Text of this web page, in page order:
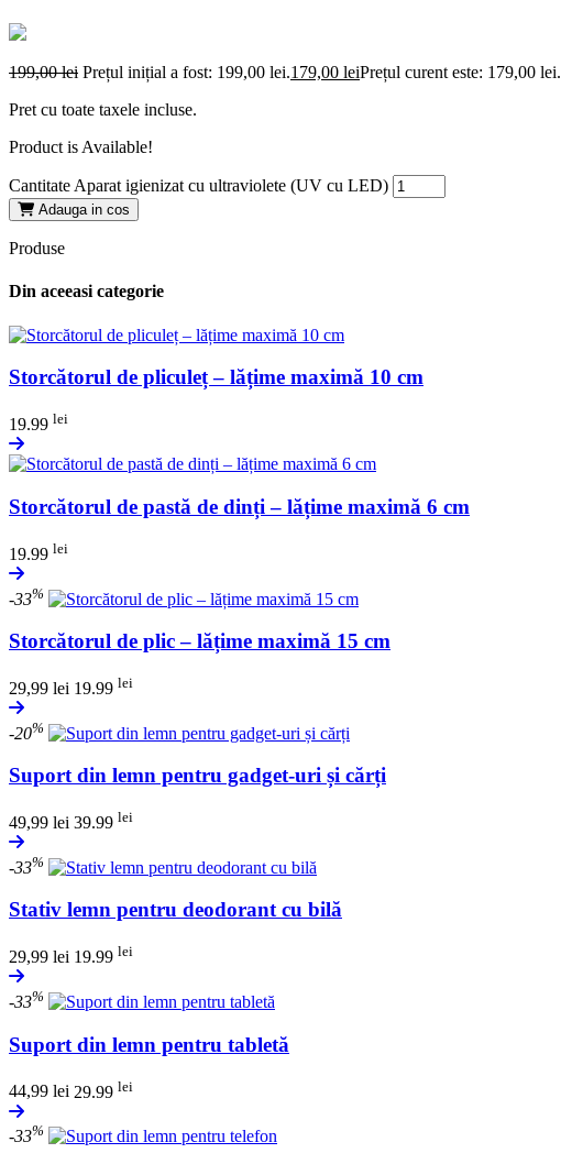
199,00lei Prețul inițial a fost: 199,00 lei.179,00 leiPrețul curent este: 179,00 lei.
Pret cu toate taxele incluse.
Product is Available!
Cantitate Aparat igienizat cu ultraviolete (UV cu LED)
Adauga in cos
Produse
Din aceeasi categorie
Storcătorul de pliculeț – lățime maximă 10 cm
19.99 lei
Storcătorul de pastă de dinți – lățime maximă 6 cm
19.99 lei
-33%
Storcătorul de plic – lățime maximă 15 cm
29,99 lei 19.99 lei
-20%
Suport din lemn pentru gadget-uri și cărți
49,99 lei 39.99 lei
-33%
Stativ lemn pentru deodorant cu bilă
29,99 lei 19.99 lei
-33%
Suport din lemn pentru tabletă
44,99 lei 29.99 lei
-33%